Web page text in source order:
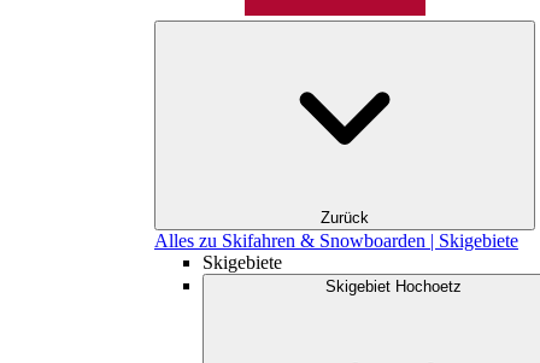
Zurück
Alles zu Skifahren & Snowboarden | Skigebiete
Skigebiete
Skigebiet Hochoetz